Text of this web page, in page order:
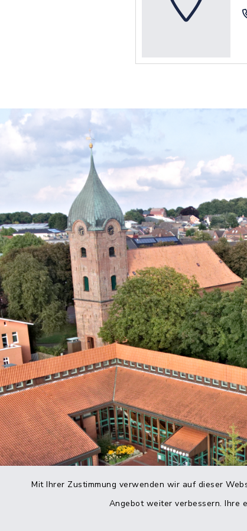
Mit Ihrer Zustimmung verwenden wir auf dieser
Angebot weiter verbessern. Ihre